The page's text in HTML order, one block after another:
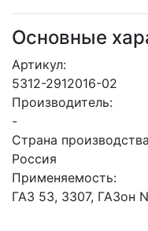
Основные
Артикул:
5312-2912016-02
Производитель:
-
Страна
Россия
Применяемость:
ГАЗ 53, 3307, ГАЗон